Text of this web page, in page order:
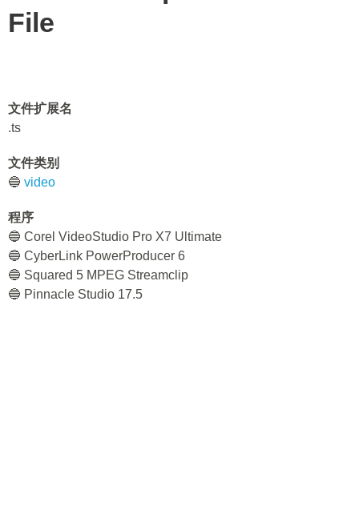
File
文件扩展名
.ts
文件类别
🔵 video
程序
🔵 Corel VideoStudio Pro X7 Ultimate
🔵 CyberLink PowerProducer 6
🔵 Squared 5 MPEG Streamclip
🔵 Pinnacle Studio 17.5